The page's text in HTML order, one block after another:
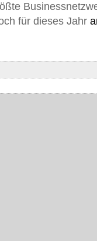
für dieses Jahr